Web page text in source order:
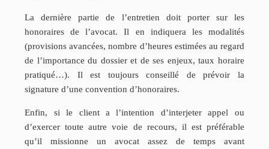
La dernière partie de l’entretien doit porter sur les
honoraires de l’avocat. Il en indiquera les modalités
(provisions avancées, nombre d’heures estimées au regard
de l’importance du dossier et de ses enjeux, taux horaire
pratiqué…). Il est toujours conseillé de prévoir la
signature d’une convention d’honoraires.
Enfin, si le client a l’intention d’interjeter appel ou
d’exercer toute autre voie de recours, il est préférable
qu’il missionne un avocat assez de temps avant